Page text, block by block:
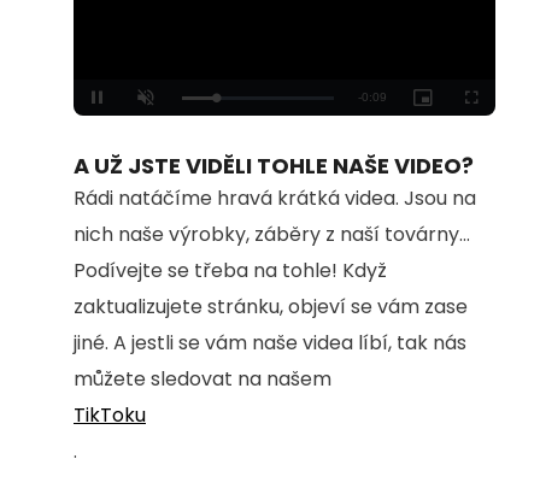
Unmute
100.00%
A UŽ JSTE VIDĚLI TOHLE NAŠE VIDEO?
Rádi natáčíme hravá krátká videa. Jsou na
nich naše výrobky, záběry z naší továrny...
Podívejte se třeba na tohle! Když
zaktualizujete stránku, objeví se vám zase
jiné. A jestli se vám naše videa líbí, tak nás
můžete sledovat na našem
TikToku
.